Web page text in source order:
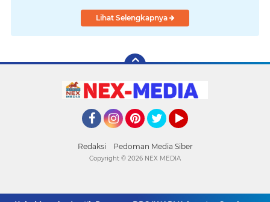
Lihat Selengkapnya
Redaksi Pedoman Media Siber
Copyright © 2026 NEX MEDIA